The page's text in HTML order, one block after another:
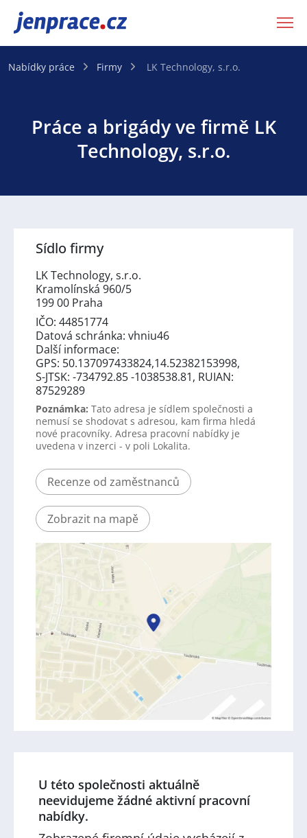
JenPráce.cz
Nabídky práce Firmy LK Technology, s.r.o.
Práce a brigády ve firmě LK
Technology, s.r.o.
Sídlo firmy
LK Technology, s.r.o.
Kramolínská 960/5
199 00 Praha
IČO: 44851774
Datová schránka: vhniu46
Další informace:
GPS: 50.137097433824,14.52382153998,
S-JTSK: -734792.85 -1038538.81, RUIAN:
87529289
Poznámka: Tato adresa je sídlem společnosti a
nemusí se shodovat s adresou, kam firma hledá
nové pracovníky. Adresa pracovní nabídky je
uvedena v inzerci - v poli Lokalita.
Recenze od zaměstnanců
Zobrazit na mapě
U této společnosti aktuálně
neevidujeme žádné aktivní pracovní
nabídky.